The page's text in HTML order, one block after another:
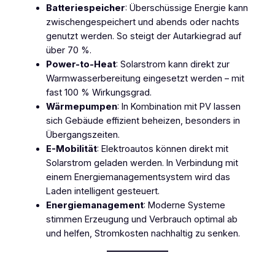
Batteriespeicher: Überschüssige Energie kann
zwischengespeichert und abends oder nachts
genutzt werden. So steigt der Autarkiegrad auf
über 70 %.
Power-to-Heat: Solarstrom kann direkt zur
Warmwasserbereitung eingesetzt werden – mit
fast 100 % Wirkungsgrad.
Wärmepumpen: In Kombination mit PV lassen
sich Gebäude effizient beheizen, besonders in
Übergangszeiten.
E-Mobilität: Elektroautos können direkt mit
Solarstrom geladen werden. In Verbindung mit
einem Energiemanagementsystem wird das
Laden intelligent gesteuert.
Energiemanagement: Moderne Systeme
stimmen Erzeugung und Verbrauch optimal ab
und helfen, Stromkosten nachhaltig zu senken.